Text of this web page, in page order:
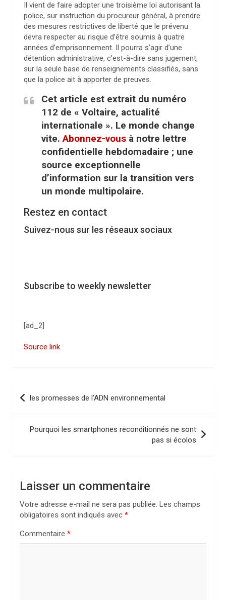
Il vient de faire adopter une troisième loi autorisant la
police, sur instruction du procureur général, à prendre
des mesures restrictives de liberté que le prévenu
devra respecter au risque d’être soumis à quatre
années d’emprisonnement. Il pourra s’agir d’une
détention administrative, c’est-à-dire sans jugement,
sur la seule base de renseignements classifiés, sans
que la police ait à apporter de preuves.
Cet article est extrait du numéro
112 de « Voltaire, actualité
internationale ». Le monde change
vite.Abonnez-vous à notre lettre
confidentielle hebdomadaire ; une
source exceptionnelle
d’information sur la transition vers
un monde multipolaire.
Restez en contact
Suivez-nous sur les réseaux sociaux
Subscribe to weekly newsletter
[ad_2]
Source link
g
les promesses de l’ADN environnemental
Pourquoi les smartphones reconditionnés ne sont
pas si écolos
Laisser un commentaire
Votre adresse e-mail ne sera pas publiée. Les champs
obligatoires sont indiqués avec *
Commentaire *